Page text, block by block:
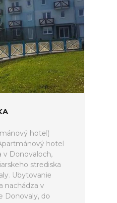
hotel)
hotel
v Donovaloch,
strediska
Ubytovanie
nachádza v
Donovaly, do